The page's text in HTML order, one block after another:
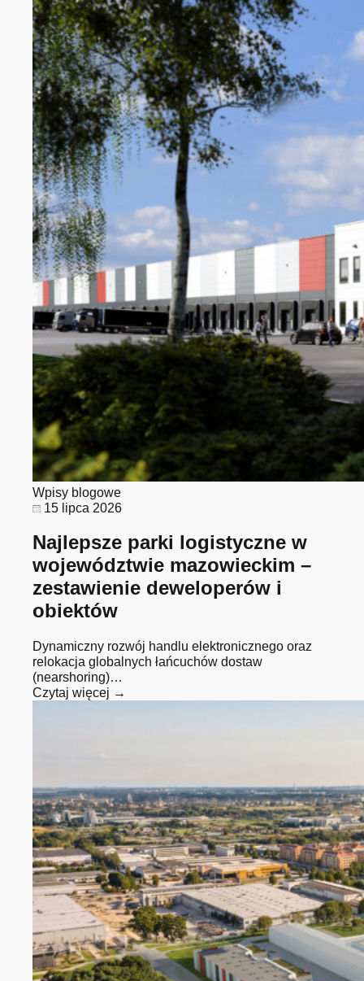
Wpisy blogowe
15 lipca 2026
Najlepsze parki logistyczne w
województwie mazowieckim –
zestawienie deweloperów i
obiektów
Dynamiczny rozwój handlu elektronicznego oraz
relokacja globalnych łańcuchów dostaw
(nearshoring)…
Czytaj więcej →